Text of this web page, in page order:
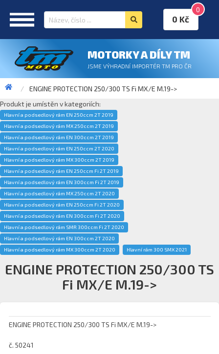
0
0 Kč
MOTORKY A DÍLY TM
JSME VÝHRADNÍ IMPORTÉR TM PRO ČR
ENGINE PROTECTION 250/300 TS Fi MX/E M.19->
Produkt je umístěn v kategoriích:
Hlavní a podsedlový rám EN 250ccm 2T 2019
Hlavní a podsedlový rám MX 250ccm 2T 2019
Hlavní a podsedlový rám EN 300ccm 2T 2019
Hlavní a podsedlový rám EN 250ccm 2T 2020
Hlavní a podsedlový rám MX 300ccm 2T 2019
Hlavní a podsedlový rám EN 250ccm Fi 2T 2019
Hlavní a podsedlový rám EN 300ccm Fi 2T 2019
Hlavní a podsedlový rám MX 250ccm 2T 2020
Hlavní a podsedlový rám EN 250ccm Fi 2T 2020
Hlavní a podsedlový rám EN 300ccm Fi 2T 2020
Hlavní a podsedlový rám SMR 300ccm Fi 2T 2020
Hlavní a podsedlový rám EN 300ccm 2T 2020
Hlavní a podsedlový rám MX 300ccm 2T 2020
Hlavní rám 300 SMX 2021
ENGINE PROTECTION 250/300 TS
Fi MX/E M.19->
ENGINE PROTECTION 250/300 TS Fi MX/E M.19->
č. 50241